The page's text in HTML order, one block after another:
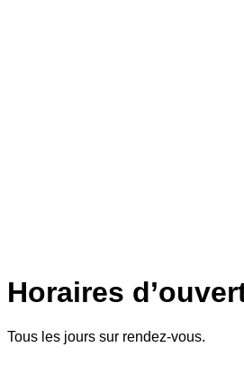
Horaires
Tous les jours sur rendez-vous.